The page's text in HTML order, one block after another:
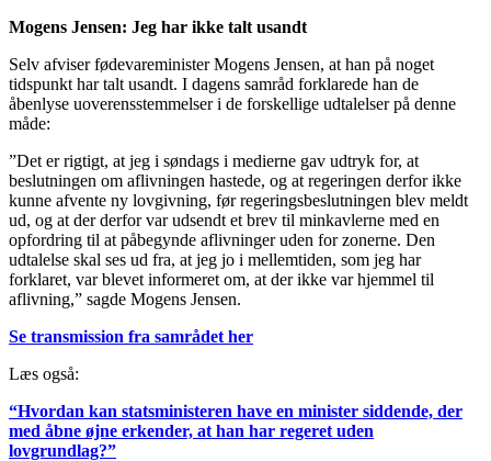
Mogens Jensen: Jeg har ikke talt usandt
Selv afviser fødevareminister Mogens Jensen, at han på noget
tidspunkt har talt usandt. I dagens samråd forklarede han de
åbenlyse uoverensstemmelser i de forskellige udtalelser på denne
måde:
”Det er rigtigt, at jeg i søndags i medierne gav udtryk for, at
beslutningen om aflivningen hastede, og at regeringen derfor ikke
kunne afvente ny lovgivning, før regeringsbeslutningen blev meldt
ud, og at der derfor var udsendt et brev til minkavlerne med en
opfordring til at påbegynde aflivninger uden for zonerne. Den
udtalelse skal ses ud fra, at jeg jo i mellemtiden, som jeg har
forklaret, var blevet informeret om, at der ikke var hjemmel til
aflivning,” sagde Mogens Jensen.
Se transmission fra samrådet her
Læs også:
“Hvordan kan statsministeren have en minister siddende, der
med åbne øjne erkender, at han har regeret uden
lovgrundlag?”